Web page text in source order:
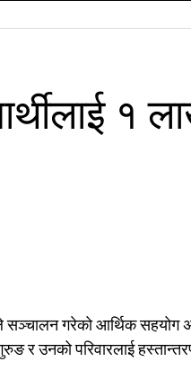
१
सञ्चालन गरेको आर्थिक सहयोग
र उनको परिवारलाई